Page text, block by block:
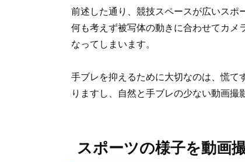
前述した通り、競技スペースが広いスポ
何も考えず被写体の動きに合わせてカメ
なってしまいます。
手ブレを抑えるために大切なのは、慌
りますし、自然と手ブレの少ない動画撮
スポーツの様子を動画